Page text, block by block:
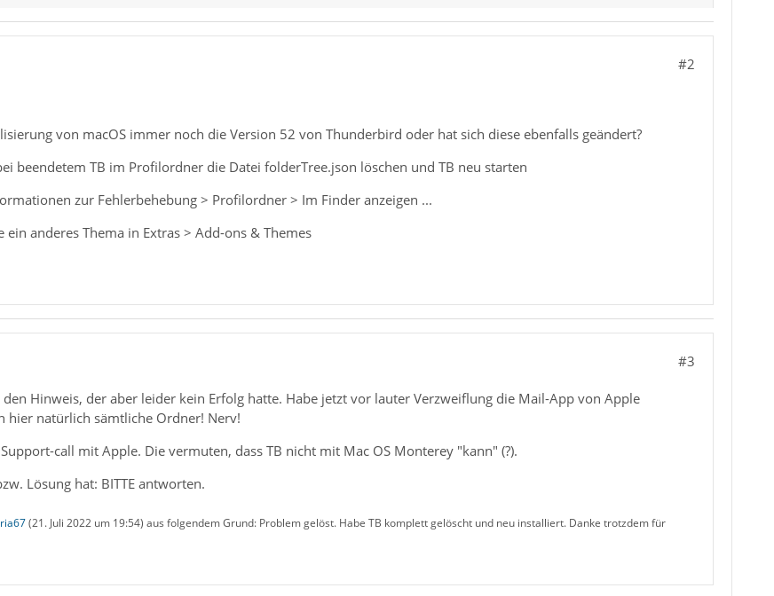
#2
von macOS immer noch die Version 52 von Thunderbird oder hat sich diese ebenfalls geändert?
beendetem TB im Profilordner die Datei folderTree.json löschen und TB neu starten
zur Fehlerbehebung > Profilordner > Im Finder anzeigen ...
anderes Thema in Extras > Add-ons & Themes
#3
Hinweis, der aber leider kein Erfolg hatte. Habe jetzt vor lauter Verzweiflung die Mail-App von Apple
hier natürlich sämtliche Ordner! Nerv!
call mit Apple. Die vermuten, dass TB nicht mit Mac OS Monterey "kann" (?).
Lösung hat: BITTE antworten.
(21. Juli 2022 um 19:54) aus folgendem Grund: Problem gelöst. Habe TB komplett gelöscht und neu installiert. Danke trotzdem für